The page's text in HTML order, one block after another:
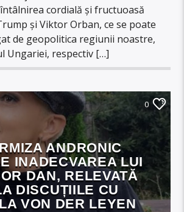
cordială și fructuoasă
și Viktor Orban, ce se poate
de geopolitica regiunii noastre,
Ungariei, respectiv […]
0
ANDRONIC
INADECVAREA LUI
DAN, RELEVATĂ
DISCUȚIILE CU
VON DER LEYEN